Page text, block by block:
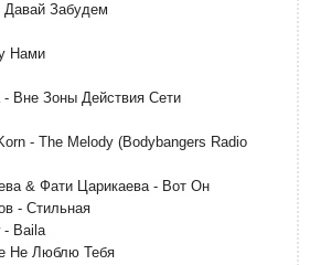
Забудем
Нами
- Вне Зоны Действия Сети
- The Melody (Bodybangers Radio
& Фати Царикаева - Вот Он
- Стильная
- Baila
Не Люблю Тебя